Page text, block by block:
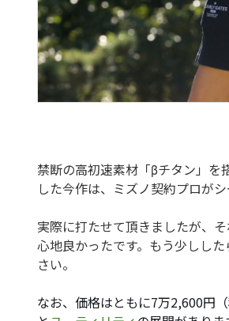
禁断の高初速素材「βチタン」を
した今作は、ミズノ契約プロが
実際に打たせて頂きましたが、
心地良かったです。もう少しし
さい。
なお、価格はともに7万2,600円